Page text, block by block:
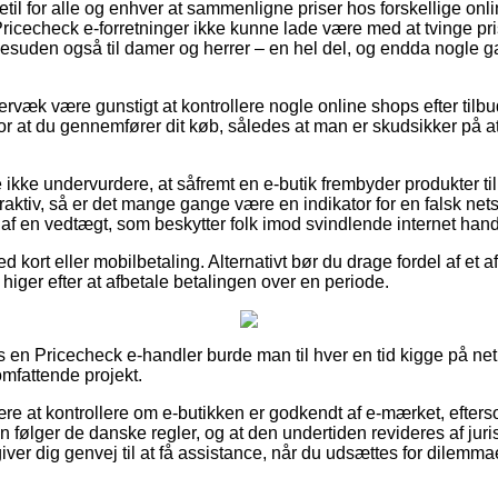
for alle og enhver at sammenligne priser hos forskellige
e-forretninger ikke kunne lade være med at tvinge
også til damer og herrer – en hel del, og endda nogle
være gunstigt at kontrollere nogle online shops efter
at du gennemfører dit køb, således at man er skudsikker på
undervurdere, at såfremt en e-butik frembyder produkter
så er det mange gange være en indikator for en falsk
en vedtægt, som beskytter folk imod svindlende internet
kort eller mobilbetaling. Alternativt bør du drage fordel af et
efter at afbetale betalingen over en periode.
en Pricecheck e-handler burde man til hver en tid kigge på
projekt.
at kontrollere om e-butikken er godkendt af e-mærket,
følger de danske regler, og at den undertiden revideres af
dig genvej til at få assistance, når du udsættes for